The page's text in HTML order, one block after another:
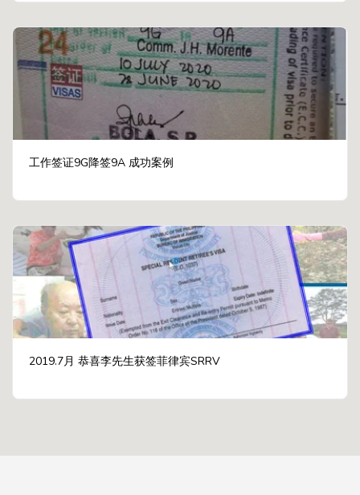
工作签证9G降签9A 成功案例
2019.7月 恭喜李先生获签菲律宾SRRV